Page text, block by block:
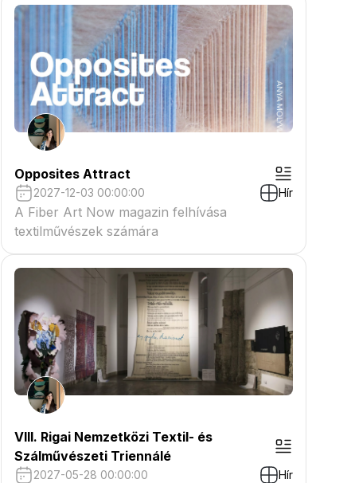
a csatolmányban
Opposites Attract
2027-12-03 00:00:00 Hír
A Fiber Art Now magazin felhívása
textilművészek számára
VIII. Rigai Nemzetközi Textil- és
Szálművészeti Triennálé
2027-05-28 00:00:00 Hír